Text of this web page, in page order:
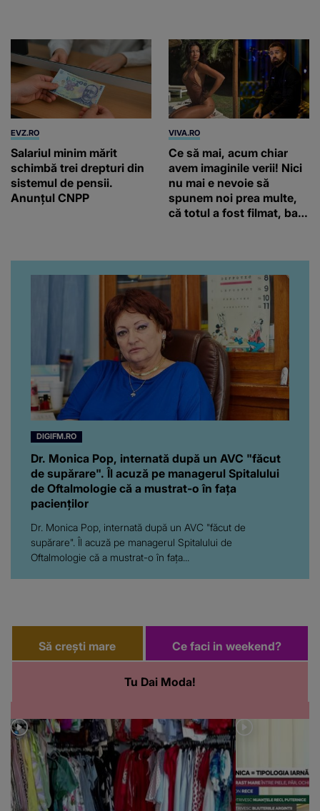
EVZ.RO
Salariul minim mărit
schimbă trei drepturi din
sistemul de pensii.
Anunțul CNPP
VIVA.RO
Ce să mai, acum chiar
avem imaginile verii! Nici
nu mai e nevoie să
spunem noi prea multe,
că totul a fost filmat, ba
da, frumoasa iubită a lui
Florin Ristei e...
DIGIFM.RO
Dr. Monica Pop, internată după un AVC "făcut
de supărare". Îl acuză pe managerul Spitalului
de Oftalmologie că a mustrat-o în fața
pacienților
Dr. Monica Pop, internată după un AVC "făcut de
supărare". Îl acuză pe managerul Spitalului de
Oftalmologie că a mustrat-o în fața...
Să crești mare
Tu Dai Moda!
Ce faci in weekend?